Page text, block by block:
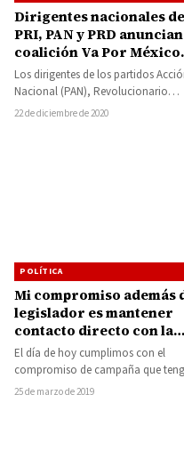
Dirigentes nacionales
PRI, PAN y PRD anuncian
coalición Va Por México
para elecciones de 2021
Los dirigentes de los partidos
Nacional (PAN), Revolucionario
Institucional (PRI) y de la Revolución
22 de diciembre de 2020
POLÍTICA
Mi compromiso además
legislador es mantener
contacto directo con la
ciudadanía: Octavio
Ocampo
El día de hoy cumplimos con el
compromiso de campaña que
con la ciudadanía que confió su…
25 de marzo de 2019